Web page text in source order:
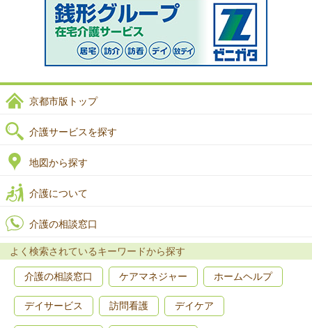
京都市版トップ
介護サービスを探す
地図から探す
介護について
介護の相談窓口
よく検索されているキーワードから探す
介護の相談窓口 ケアマネジャー ホームヘルプ
デイサービス 訪問看護 デイケア